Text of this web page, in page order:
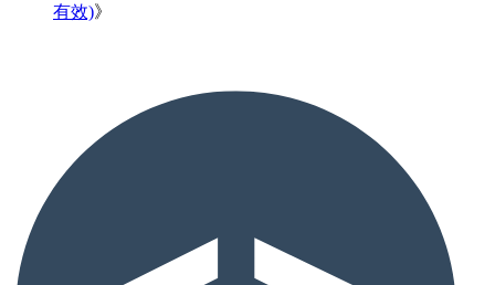
有效)》